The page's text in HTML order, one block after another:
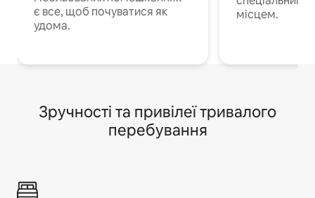
є все, щоб почуватися як
удома.
місцем.
Зручності та привілеї тривалого
перебування